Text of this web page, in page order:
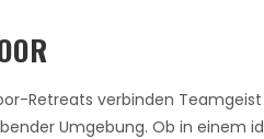
Retreats verbinden
Umgebung. Ob in einem